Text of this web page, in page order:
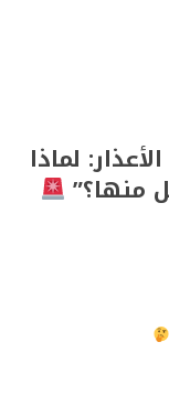
لماذا
منها؟”